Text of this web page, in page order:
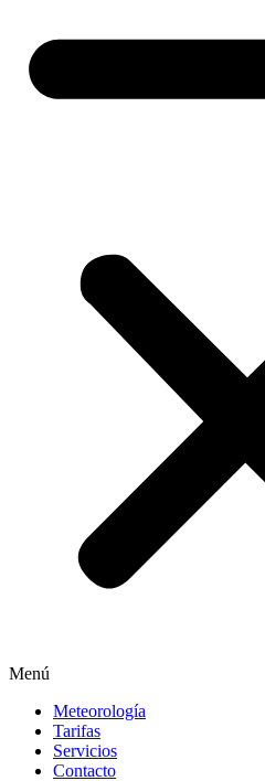
Menú
Meteorología
Tarifas
Servicios
Contacto